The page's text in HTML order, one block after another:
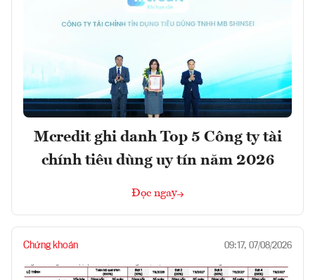
Mcredit ghi danh Top 5 Công ty tài
chính tiêu dùng uy tín năm 2026
Đọc ngay
Chứng khoán 09:17, 07/08/2026